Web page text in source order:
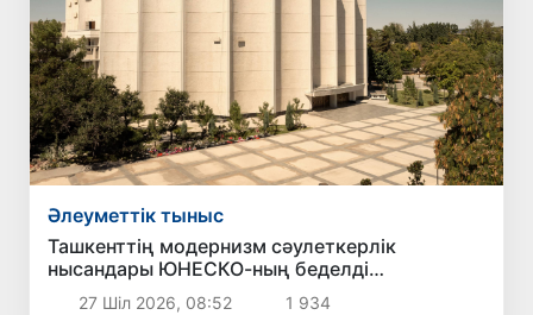
Әлеуметтік тыныс
Ташкенттің модернизм сәулеткерлік
нысандары ЮНЕСКО-ның беделді
Халықаралық тізіміне ресми түрде енгізілді
27 Шіл 2026, 08:52 1 934